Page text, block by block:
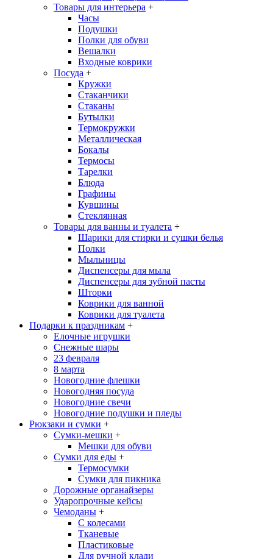
Товары для интерьера +
Часы
Подушки
Полки для обуви
Вешалки
Входные коврики
Посуда +
Кружки
Стаканчики
Стаканы
Бутылки
Термокружки
Металлическая
Бокалы
Термосы
Тарелки
Блюда
Графины
Кувшины
Стеклянная
Товары для ванны и туалета +
Шарики для стирки и сушки белья
Полки
Мыльницы
Диспенсеры для мыла
Диспенсеры для зубной пасты
Шторки
Коврики для ванной
Коврики для туалета
Подарки к праздникам +
Елочные игрушки
Снежные шары
23 февраля
8 марта
Новогодние флешки
Новогодняя посуда
Новогодние свечи
Новогодние подушки и пледы
Рюкзаки и сумки +
Сумки-мешки +
Мешки для обуви
Сумки для еды +
Термосумки
Сумки для пикника
Дорожные органайзеры
Ударопрочные кейсы
Чемоданы +
С колесами
Тканевые
Пластиковые
Для ручной клади